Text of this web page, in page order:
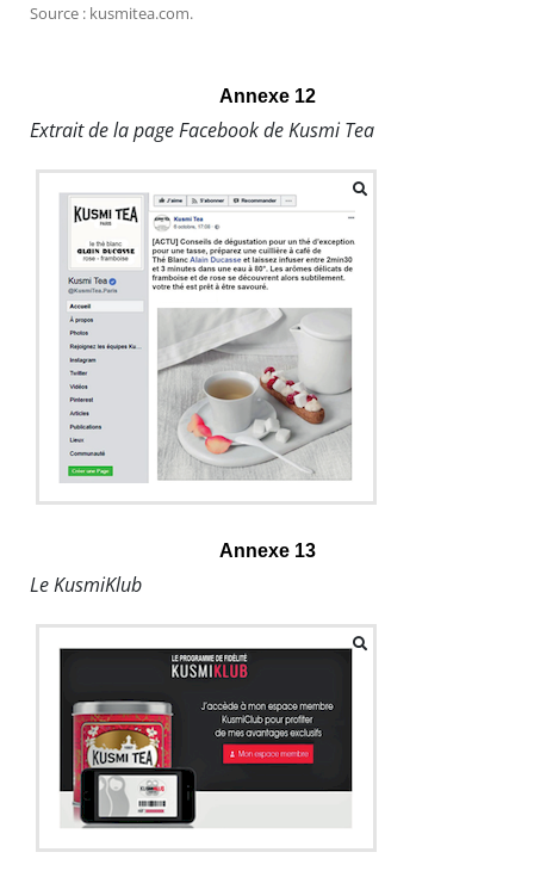
Source : kusmitea.com.
Annexe 12
Extrait de la page Facebook de Kusmi Tea
Annexe 13
Le KusmiKlub